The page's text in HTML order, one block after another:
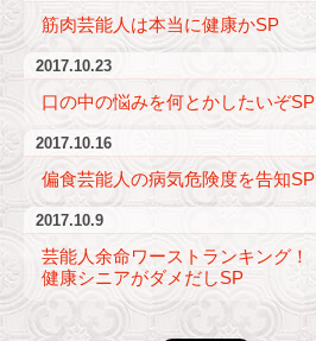
筋肉芸能人は本当に健康かSP
2017.10.23
口の中の悩みを何とかしたいぞSP
2017.10.16
偏食芸能人の病気危険度を告知SP
2017.10.9
芸能人余命ワーストランキング！
健康シニアがダメだしSP